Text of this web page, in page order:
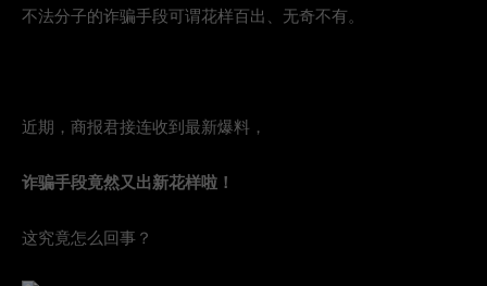
不法分子的诈骗手段可谓花样百出、无奇不有。
近期，商报君接连收到最新爆料，
诈骗手段竟然又出新花样啦！
这究竟怎么回事？